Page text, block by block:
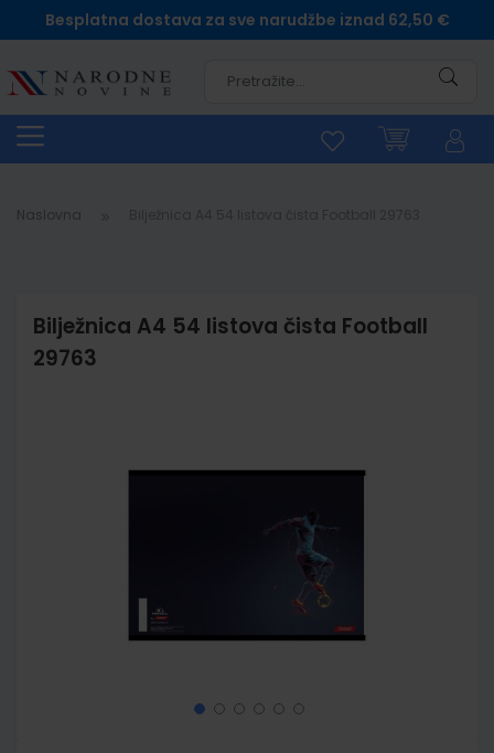
Besplatna dostava za sve narudžbe iznad 62,50 €
Naslovna
Bilježnica A4 54 listova čista Football
29763